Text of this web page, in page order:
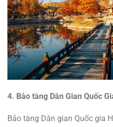
4. Bảo tàng Dân Gian Quốc
Bảo tàng Dân gian Quốc gia